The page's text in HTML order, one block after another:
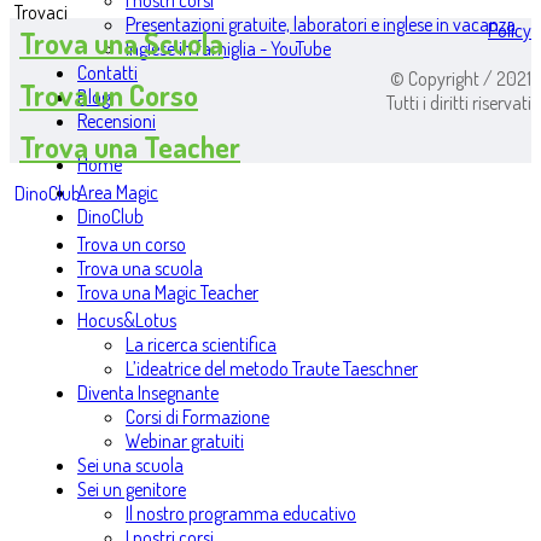
Presentazioni gratuite, laboratori e inglese in vacanza
Inglese in famiglia - YouTube
Contatti
Blog
Recensioni
Home
Area Magic
DinoClub
Trova un corso
Trova una scuola
Trova una Magic Teacher
Hocus&Lotus
La ricerca scientifica
L’ideatrice del metodo Traute Taeschner
Diventa Insegnante
Corsi di Formazione
Webinar gratuiti
Sei una scuola
Sei un genitore
Il nostro programma educativo
Trovaci
Trova una Scuola
Trova un Corso
Trova una Teacher
DinoClub
Policy
© Copyright / 2021
Tutti i diritti riservati